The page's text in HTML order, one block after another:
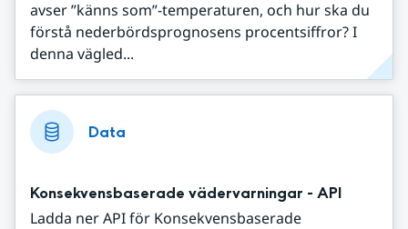
avser ”känns som”-temperaturen, och hur ska du
förstå nederbördsprognosens procentsiffror? I
denna vägled...
Data
Konsekvensbaserade vädervarningar - API
Ladda ner API för Konsekvensbaserade